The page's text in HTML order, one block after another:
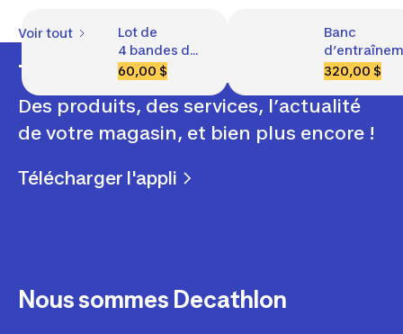
randonnée
Hommes
Chaussures
enfants
Sandales
T-shirts
Femmes Enfants
Sacs à dos
Sacs de randonnée Sacs de transport
Lot de
4 bandes de
résistance
musculation
60,00 $
Banc
avec
station de
biceps/
320,00 $
Voir tout
Tout Decathlon dans votre poche
Des produits, des services, l’actualité
de votre magasin, et bien plus encore !
Télécharger l'appli
Nous sommes Decathlon